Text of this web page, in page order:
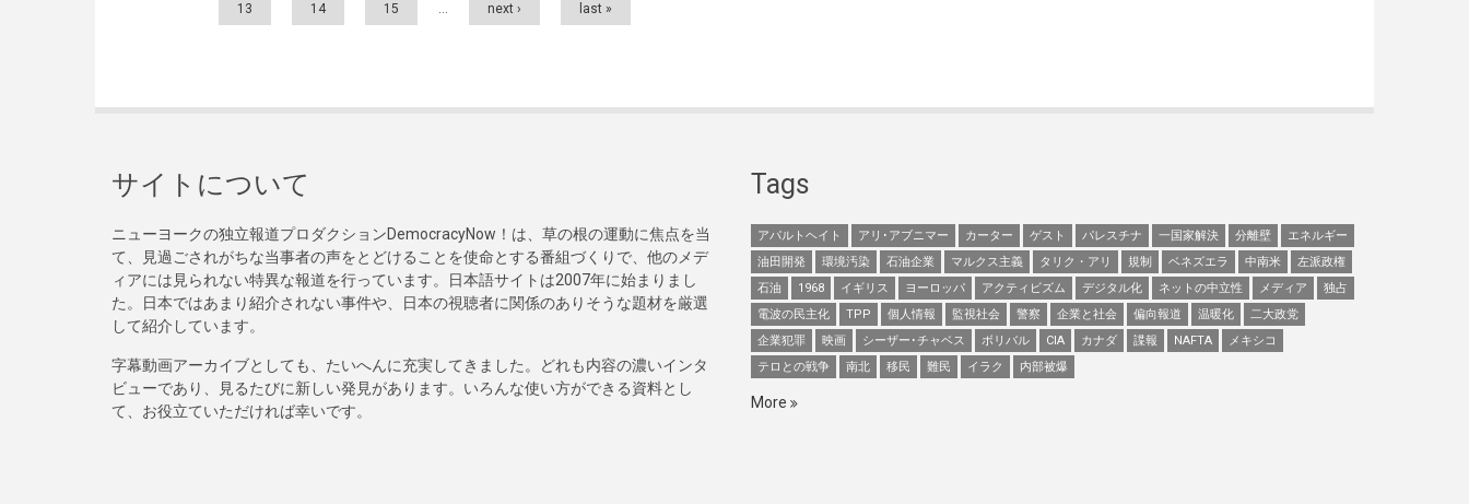
13 14 15 … next › last »
サイトについて
ニューヨークの独立報道プロダクションDemocracyNow！は、草の根の運動に焦点を当
て、見過ごされがちな当事者の声をとどけることを使命とする番組づくりで、他のメデ
ィアには見られない特異な報道を行っています。日本語サイトは2007年に始まりまし
た。日本ではあまり紹介されない事件や、日本の視聴者に関係のありそうな題材を厳選
して紹介しています。
字幕動画アーカイブとしても、たいへんに充実してきました。どれも内容の濃いインタ
ビューであり、見るたびに新しい発見があります。いろんな使い方ができる資料とし
て、お役立ていただければ幸いです。
Tags
アパルトヘイト アリ･アブニマー カーター ゲスト パレスチナ 一国家解決 分離壁
エネルギー
油田開発
環境汚染 石油企業 マルクス主義 タリク・アリ 規制 ベネズエラ 中南米
左派政権
石油
1968 イギリス ヨーロッパ アクティビズム デジタル化 ネットの中立性 メディア
独占
電波の民主化
TPP 個人情報 監視社会 警察 企業と社会 偏向報道 温暖化
二大政党
企業犯罪
映画 シーザー･チャベス ボリバル CIA カナダ 諜報 NAFTA
メキシコ
テロとの戦争
南北 移民 難民 イラク 内部被爆
More